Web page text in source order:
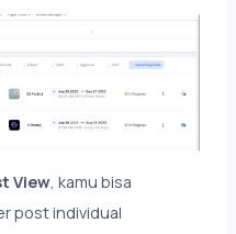
View, kamu bisa
post individual